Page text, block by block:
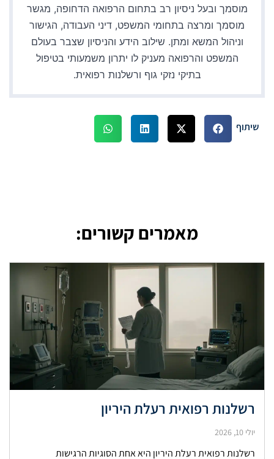
מוסמך ובעל ניסיון רב בתחום הרפואה הדחופה, מגשר
מוסמך ומרצה בתחומי המשפט, דיני העבודה, הגישור
וניהול המשא ומתן. שילוב הידע והניסיון שצבר בעולם
המשפט והרפואה מעניק לו יתרון משמעותי בטיפול
בתיקי נזקי גוף ורשלנות רפואית.
שיתוף
מאמרים קשורים:
רשלנות רפואית רעלת היריון
יולי 10, 2026
רשלנות רפואית רעלת היריון היא אחת הסוגיות הרגישות